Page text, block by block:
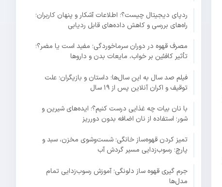
ردپای دیجیتال چیست؟؛ اطلاعات آشکار و پنهان کاربران؛
راه‌های بررسی و کاهش داده‌های قابل ردیابی
مصرف قهوه در دوران سرماخوردگی؛ مفید است یا مضر؟؛
تأثیر کافئین بر خواب، مایعات بدن و داروها
فیلم صد سال به این سال‌ها؛ داستان و بازیگران؛ علت
توقیف و اکران آنلاین پس از ۱۹ سال
با نان بیات چه غذایی درست کنیم؟؛ ایده‌های شیرین و
شور؛ استفاده از نان اضافه بدون دورریز
تمیز کردن قهوه‌ساز خانگی؛ شست‌وشوی مخزن، سبد و
پارچ؛ رسوب‌زدایی مسیر گردش آب
جرم گیری قهوه ساز دلونگی؛ آموزش رسوب‌زدایی تمام
مدل‌ها